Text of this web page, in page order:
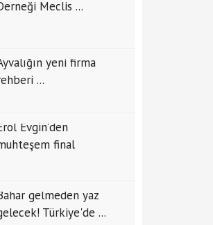
Meclis ...
yeni firma
...
Evgin’den
final
gelmeden yaz
Türkiye'de ...